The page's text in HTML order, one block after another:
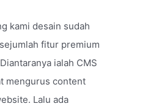
kami desain sudah
fitur premium
ialah CMS
mengurus content
Lalu ada